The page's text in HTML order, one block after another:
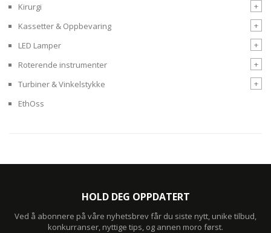
Kirurgi
+
Kassetter & Oppbevaring
+
LED Lamper
+
Roterende instrumenter
+
Turbiner & Vinkelstykke
+
EthOss
HOLD DEG OPPDATERT
Ved å abonnere på våre nyhetsbrev får du siste nytt, unike tilbud,
konkurranser, nyttige tips, og annen moro først.